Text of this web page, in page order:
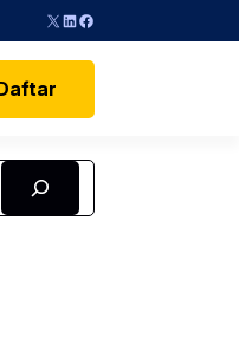
X LinkedIn
Facebook